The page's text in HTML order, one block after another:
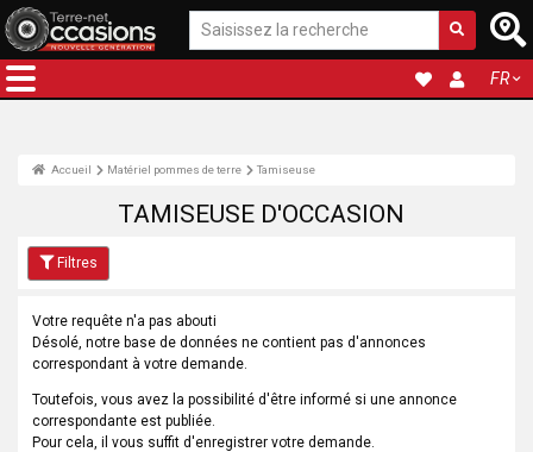
FR
Accueil Matériel pommes de terre Tamiseuse
TAMISEUSE D'OCCASION
Filtres
Votre requête n'a pas abouti
Désolé, notre base de données ne contient pas d'annonces
correspondant à votre demande.
Toutefois, vous avez la possibilité d'être informé si une annonce
correspondante est publiée.
Pour cela, il vous suffit d'enregistrer votre demande.